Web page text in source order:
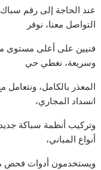
عند الحاجة إلى رقم
التواصل معنا، نوفر
فنيين على أعلى مستوى
وسريعة، نغطي حي
المعذر بالكامل،
انسداد المجاري،
وتركيب أنظمة سباكة
أنواع المباني،
ويستخدمون أدوات فحص